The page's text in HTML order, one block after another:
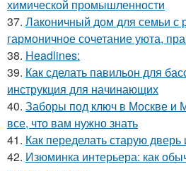
химической промышленности
37. Лаконичный дом для семьи с
гармоничное сочетание уюта,
38. Headlines:
39. Как сделать павильон для
инструкция для начинающих
40. Заборы под ключ в Москве и
все, что вам нужно знать
41. Как переделать старую
42. Изюминка интерьера: как